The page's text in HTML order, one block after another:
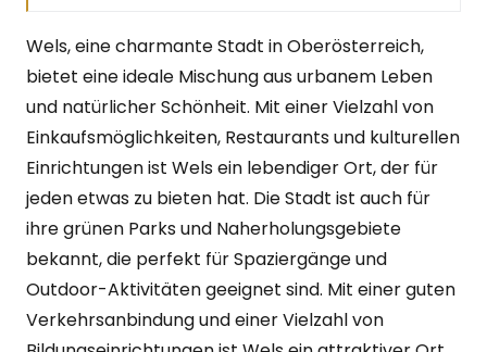
Wels, eine charmante Stadt in Oberösterreich,
bietet eine ideale Mischung aus urbanem Leben
und natürlicher Schönheit. Mit einer Vielzahl von
Einkaufsmöglichkeiten, Restaurants und kulturellen
Einrichtungen ist Wels ein lebendiger Ort, der für
jeden etwas zu bieten hat. Die Stadt ist auch für
ihre grünen Parks und Naherholungsgebiete
bekannt, die perfekt für Spaziergänge und
Outdoor-Aktivitäten geeignet sind. Mit einer guten
Verkehrsanbindung und einer Vielzahl von